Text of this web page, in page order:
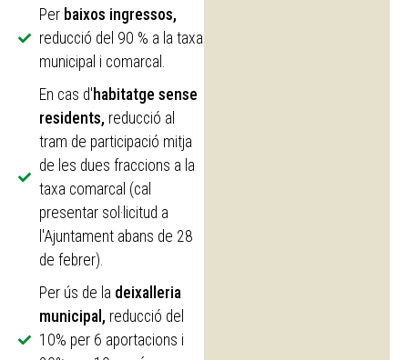
Per baixos ingressos,
reducció del 90 % a la taxa
municipal i comarcal.
En cas d' habitatge sense
residents, reducció al
tram de participació mitja
de les dues fraccions a la
taxa comarcal (cal
presentar sol·licitud a
l'Ajuntament abans de 28
de febrer).
Per ús de la deixalleria
municipal, reducció del
10% per 6 aportacions i